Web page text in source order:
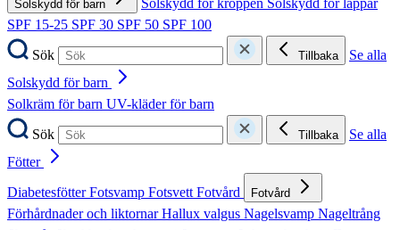
Solskydd för barn Solskydd för kroppen Solskydd för läppar
SPF 15-25 SPF 30 SPF 50 SPF 100
Sök
Tillbaka
Se alla
Solskydd för barn
Solkräm för barn UV-kläder för barn
Sök
Tillbaka
Se alla
Fötter
DiabetesfötterFotsvamp FotsvettFotvård Fotvård
Förhårdnader och liktornarHallux valgus Nagelsvamp Nageltrång